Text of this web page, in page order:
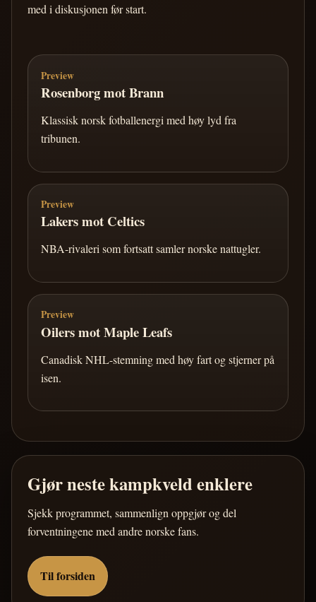
med i diskusjonen før start.
Preview
Rosenborg mot Brann
Klassisk norsk fotballenergi med høy lyd fra
tribunen.
Preview
Lakers mot Celtics
NBA-rivaleri som fortsatt samler norske nattugler.
Preview
Oilers mot Maple Leafs
Canadisk NHL-stemning med høy fart og stjerner på
isen.
Gjør neste kampkveld enklere
Sjekk programmet, sammenlign oppgjør og del
forventningene med andre norske fans.
Til forsiden